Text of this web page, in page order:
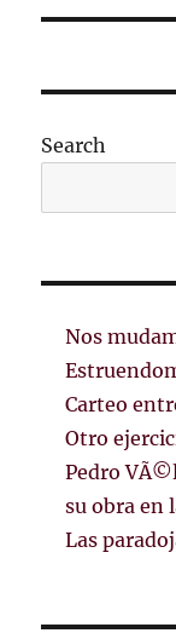
Search
Nos
Carteo
Otro
Pedro
su obra en
Las